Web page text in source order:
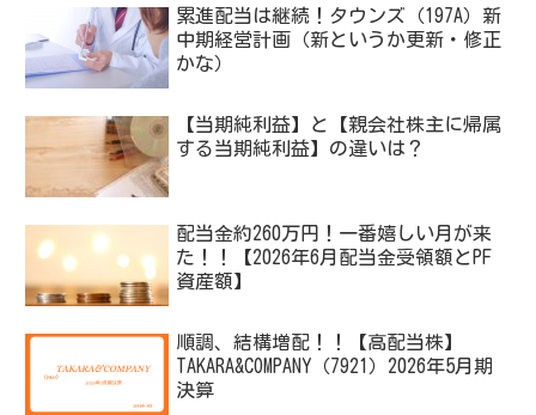
累進配当は継続！タウンズ（197A）新
中期経営計画（新というか更新・修正
かな）
【当期純利益】と【親会社株主に帰属
する当期純利益】の違いは？
配当金約260万円！一番嬉しい月が来
た！！【2026年6月配当金受領額とPF
資産額】
順調、結構増配！！【高配当株】
TAKARA&COMPANY（7921）2026年5月期
決算